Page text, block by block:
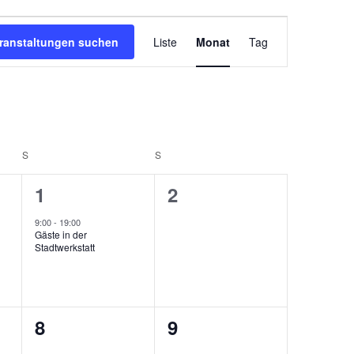
suchen
Veranstaltung
Ansichten-
Navigation
Liste Monat Tag
S S
1
Veranstaltung,
1
9:00- 19:00
Gäste in der
Stadtwerkstatt
0
2
0
8
0
9